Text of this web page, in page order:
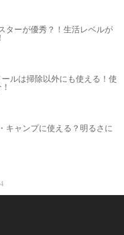
ターが優秀？！生活レベルが
ルは掃除以外にも使える！使
キャンプに使える？明るさに